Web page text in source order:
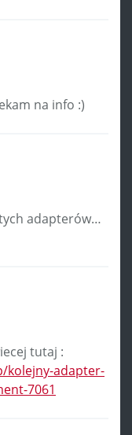
na info :)
adapterów…
tutaj :
kolejny-adapter-
7061